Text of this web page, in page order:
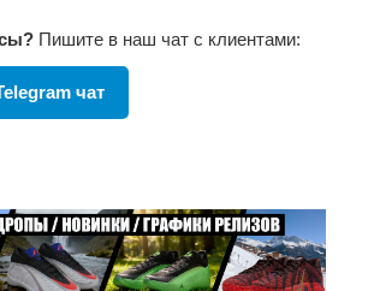
Пишите в наш чат с клиентами:
чат